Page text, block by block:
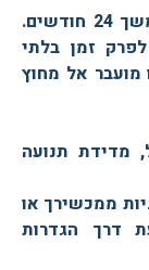
פרטי פניות (לידים) נשמרים במערכת למשך 24 חודשים.
זמן בלתי
אל מחוץ
מדידת תנועה
ממכשירך או
דרך הגדרות